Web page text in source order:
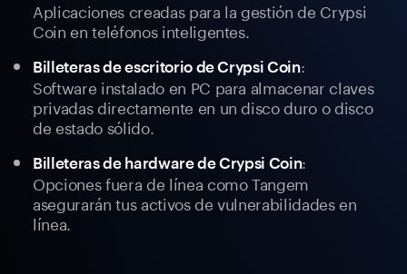
Aplicaciones creadas para la gestión de Crypsi
Coin en teléfonos inteligentes.
Billeteras de escritorio de Crypsi Coin:
Software instalado en PC para almacenar claves
privadas directamente en un disco duro o disco
de estado sólido.
Billeteras de hardware de Crypsi Coin:
Opciones fuera de línea como Tangem
asegurarán tus activos de vulnerabilidades en
línea.